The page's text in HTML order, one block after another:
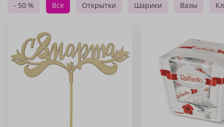
- 50 % Все Открытки Шарики Вазы